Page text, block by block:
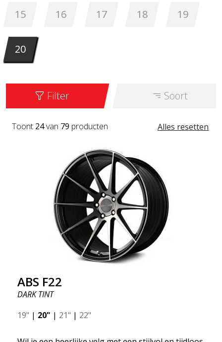
15 16 17 18 19
20
Filter Soort
Alles resetten
Toont 24van 79 producten
ABS F22
DARK TINT
19" | 20" | 21" | 22"